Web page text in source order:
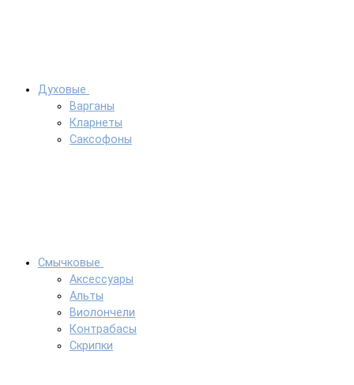
Духовые
Варганы
Кларнеты
Саксофоны
Смычковые
Аксессуары
Альты
Виолончели
Контрабасы
Скрипки